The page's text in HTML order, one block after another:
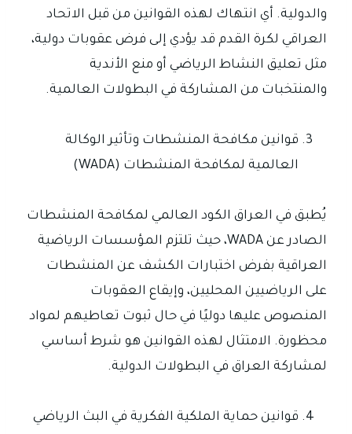
والدولية. أي انتهاك لهذه القوانين من قبل الاتحاد
العراقي لكرة القدم قد يؤدي إلى فرض عقوبات دولية،
مثل تعليق النشاط الرياضي أو منع الأندية
والمنتخبات من المشاركة في البطولات العالمية.
قوانين مكافحة المنشطات وتأثير الوكالة
العالمية لمكافحة المنشطات (WADA)
يُطبق في العراق الكود العالمي لمكافحة المنشطات
الصادر عن WADA، حيث تلتزم المؤسسات الرياضية
العراقية بفرض اختبارات الكشف عن المنشطات
على الرياضيين المحليين، وإيقاع العقوبات
المنصوص عليها دوليًا في حال ثبوت تعاطيهم لمواد
محظورة. الامتثال لهذه القوانين هو شرط أساسي
لمشاركة العراق في البطولات الدولية.
قوانين حماية الملكية الفكرية في البث الرياضي